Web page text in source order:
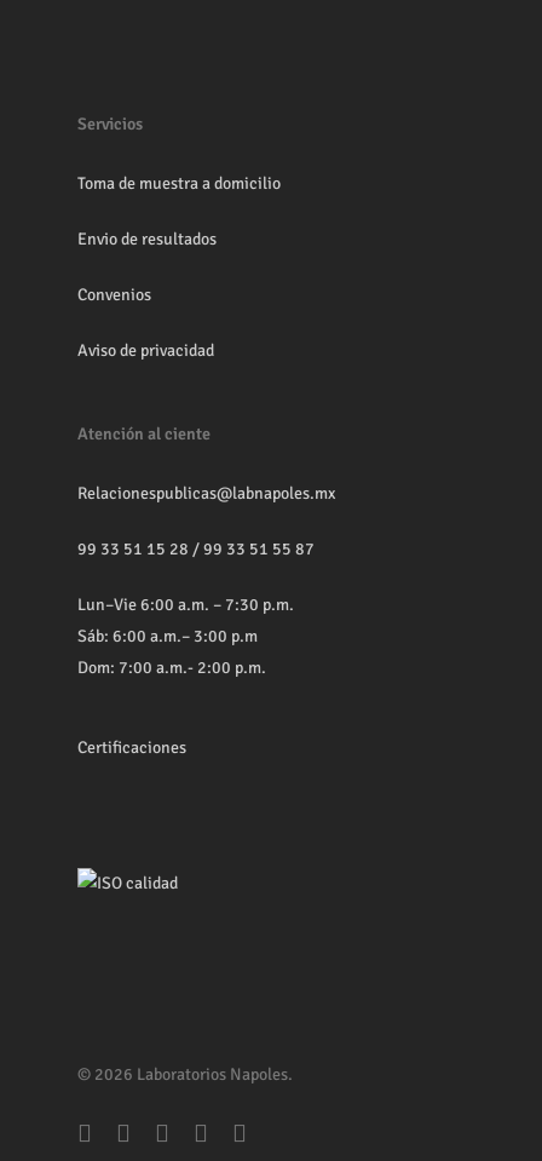
Servicios
Toma de muestra a domicilio
Envio de resultados
Convenios
Aviso de privacidad
Atención al ciente
Relacionespublicas@labnapoles.mx
99 33 51 15 28 /99 33 51 55 87
Lun–Vie 6:00 a.m. – 7:30 p.m.
Sáb: 6:00 a.m.– 3:00 p.m
Dom: 7:00 a.m.- 2:00 p.m.
Certificaciones
© 2026 Laboratorios Napoles.
facebookyoutubewhatsappphoneemail